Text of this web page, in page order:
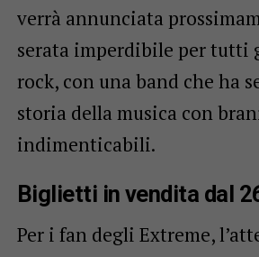
verrà annunciata
serata imperdibile per tutti
rock, con una band che ha
storia della musica con
indimenticabili.
Biglietti in vendita dal
Per i fan degli Extreme,